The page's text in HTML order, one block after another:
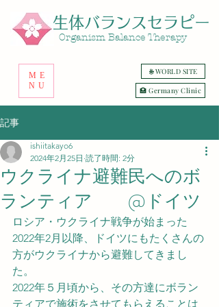
生体バランスセラピー
​Organism Balance Therapy
ME
NU
🌐 WORLD SITE
🏥 Germany Clinic
記事
ウクライナ避難民へのボ
ランティア @ドイツ
ishiitakayo6
2024年2月25日 読了時間: 2分
ロシア・ウクライナ戦争が始まった
2022年2月以降、ドイツにもたくさんの
方がウクライナから避難してきまし
た。
2022年５月頃から、その方達にボラン
ティアで施術をさせてもらえることは